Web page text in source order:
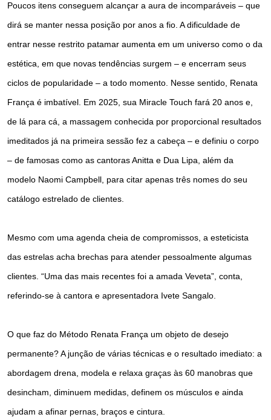
Poucos itens conseguem alcançar a aura de incomparáveis – que
dirá se manter nessa posição por anos a fio. A dificuldade de
entrar nesse restrito patamar aumenta em um universo como o da
estética, em que novas tendências surgem – e encerram seus
ciclos de popularidade – a todo momento. Nesse sentido, Renata
França é imbatível. Em 2025, sua Miracle Touch fará 20 anos e,
de lá para cá, a massagem conhecida por proporcional resultados
imeditados já na primeira sessão fez a cabeça – e definiu o corpo
– de famosas como as cantoras Anitta e Dua Lipa, além da
modelo Naomi Campbell, para citar apenas três nomes do seu
catálogo estrelado de clientes.
Mesmo com uma agenda cheia de compromissos, a esteticista
das estrelas acha brechas para atender pessoalmente algumas
clientes. “Uma das mais recentes foi a amada Veveta”, conta,
referindo-se à cantora e apresentadora Ivete Sangalo.
O que faz do Método Renata França um objeto de desejo
permanente? A junção de várias técnicas e o resultado imediato: a
abordagem drena, modela e relaxa graças às 60 manobras que
desincham, diminuem medidas, definem os músculos e ainda
ajudam a afinar pernas, braços e cintura.